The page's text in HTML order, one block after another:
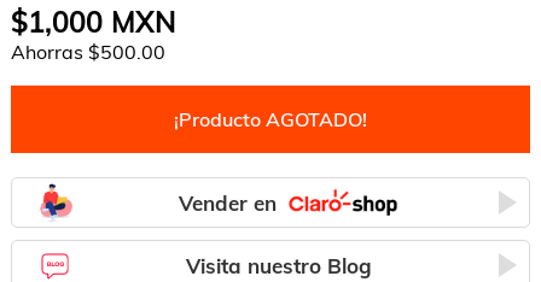
$1,000MXN
Ahorras $500.00
¡Producto AGOTADO!
Vender en
Visita nuestro Blog